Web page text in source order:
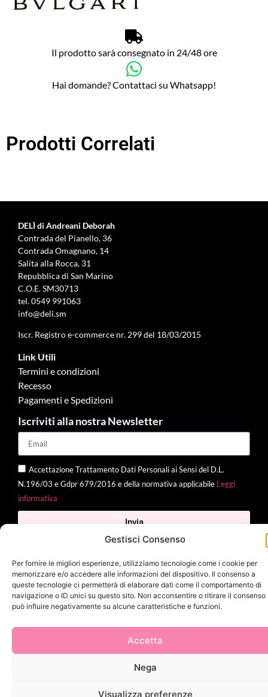
Gestisci Consenso
Per fornire le migliori esperienze, utilizziamo tecnologie come i cookie per
memorizzare e/o accedere alle informazioni del dispositivo. Il consenso a
queste tecnologie ci permetterà di elaborare dati come il comportamento di
navigazione o ID unici su questo sito. Non acconsentire o ritirare il consenso
può influire negativamente su alcune caratteristiche e funzioni.
Accetta
Nega
Visualizza preferenze
Il prodotto sarà consegnato in 24/48 ore
Hai domande? Contattaci su Whatsapp!
Prodotti Correlati
DELÌ di Andreani Deborah
Contrada del Pianello, 36
Contrada Omagnano, 14
Salita alla Rocca, 31
Repubblica di San Marino
C.O.E. SM30713
tel.0549 991063
info@deli.sm
Iscr. Registro e-commerce nr. 299 del 18/03/2015
Link Utili
Termini e condizioni
Recesso
Pagamenti e Spedizioni
Iscriviti alla nostra Newsletter
Accettazione Trattamento Dati Personali ai Sensi del D.L.
N.196/03 e Gdpr 679/2016 e della normativa applicabile Leggi
informativa
Invia
2025 Delì |Privacy Policy|Cookie Policy| Made with byJenny
Mina